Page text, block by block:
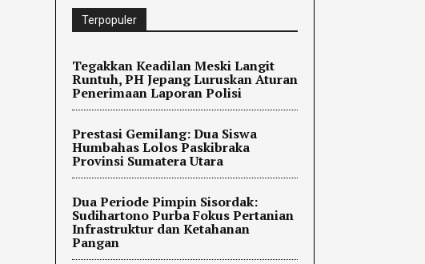
Terpopuler
Tegakkan Keadilan Meski Langit
Runtuh, PH Jepang Luruskan Aturan
Penerimaan Laporan Polisi
Prestasi Gemilang: Dua Siswa
Humbahas Lolos Paskibraka
Provinsi Sumatera Utara
Dua Periode Pimpin Sisordak:
Sudihartono Purba Fokus Pertanian
Infrastruktur dan Ketahanan
Pangan